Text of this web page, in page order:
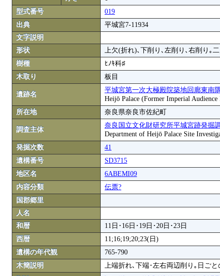
型式番号
019
出典
平城宮7-11934
文字説明
形状
上欠(折れ)､下削り､左削り､右削り｡
樹種
ﾋﾉｷ科♯
木取り
板目
遺跡名
平城宮第一次大極殿院築地回廊東南
Heijō Palace (Former Imperial
所在地
奈良県奈良市佐紀町
調査主体
奈良国立文化財研究所平城宮跡発掘
Department of Heijō Palace Site
発掘次数
41
遺構番号
SD3715
地区名
6ABEMI09
内容分類
伝票?
国郡郷里
人名
和暦
11日･16日･19日･20日･23日
西暦
11;16;19;20;23(日)
遺構の年代観
765-790
木簡説明
上端折れ､下端･左右両辺削り｡日ご